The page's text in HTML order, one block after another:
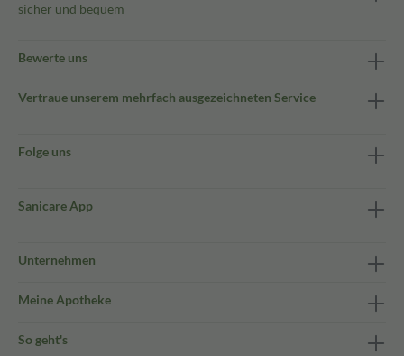
sicher und bequem
Bewerte uns
Vertraue unserem mehrfach ausgezeichneten Service
Folge uns
Sanicare App
Unternehmen
Meine Apotheke
So geht's